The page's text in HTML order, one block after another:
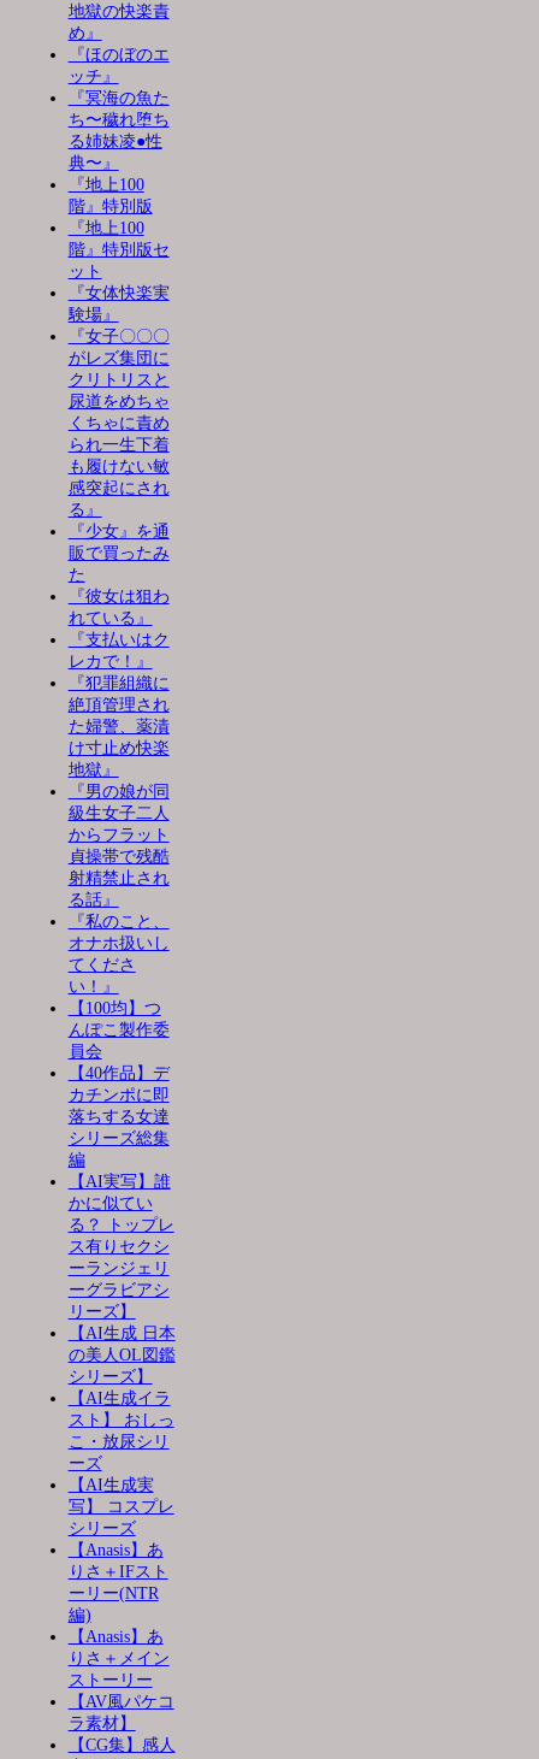
地獄の快楽責
め』
『ほのぼのエ
ッチ』
『冥海の魚た
ち〜穢れ堕ち
る姉妹凌●性
典〜』
『地上100
階』特別版
『地上100
階』特別版セ
ット
『女体快楽実
験場』
『女子〇〇〇
がレズ集団に
クリトリスと
尿道をめちゃ
くちゃに責め
られ一生下着
も履けない敏
感突起にされ
る』
『少女』を通
販で買ったみ
た
『彼女は狙わ
れている』
『支払いはク
レカで！』
『犯罪組織に
絶頂管理され
た婦警、薬漬
け寸止め快楽
地獄』
『男の娘が同
級生女子二人
からフラット
貞操帯で残酷
射精禁止され
る話』
『私のこと、
オナホ扱いし
てくださ
い！』
【100均】つ
んぽこ製作委
員会
【40作品】デ
カチンポに即
落ちする女達
シリーズ総集
編
【AI実写】誰
かに似てい
る？ トップレ
ス有りセクシ
ーランジェリ
ーグラビアシ
リーズ】
【AI生成 日本
の美人OL図鑑
シリーズ】
【AI生成イラ
スト】 おしっ
こ・放尿シリ
ーズ
【AI生成実
写】 コスプレ
シリーズ
【Anasis】あ
りさ＋IFスト
ーリー(NTR
編)
【Anasis】あ
りさ＋メイン
ストーリー
【AV風パケコ
ラ素材】
【CG集】感人